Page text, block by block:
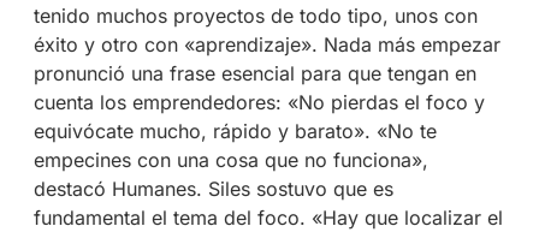
tenido muchos proyectos de todo tipo, unos con
éxito y otro con «aprendizaje». Nada más empezar
pronunció una frase esencial para que tengan en
cuenta los emprendedores: «No pierdas el foco y
equivócate mucho, rápido y barato». «No te
empecines con una cosa que no funciona»,
destacó Humanes. Siles sostuvo que es
fundamental el tema del foco. «Hay que localizar el